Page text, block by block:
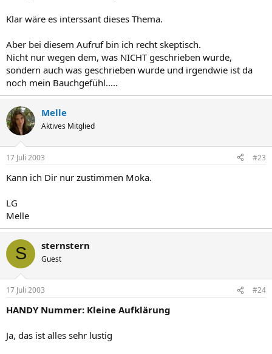
Klar wäre es interssant dieses Thema.
Aber bei diesem Aufruf bin ich recht skeptisch.
Nicht nur wegen dem, was NICHT geschrieben wurde,
sondern auch was geschrieben wurde und irgendwie ist da
noch mein Bauchgefühl.....
Melle
Aktives Mitglied
17 Juli 2003 #23
Kann ich Dir nur zustimmen Moka.
LG
Melle
S sternstern
Guest
17 Juli 2003 #24
HANDY Nummer: Kleine Aufklärung
Ja, das ist alles sehr lustig